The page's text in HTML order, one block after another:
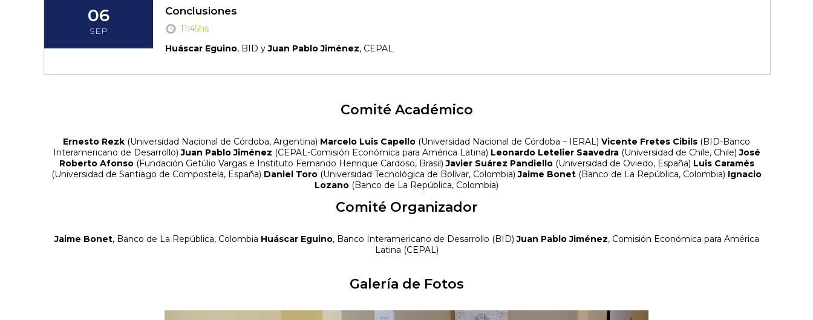
06
SEP
Conclusiones
11:45hs
Huáscar Eguino, BID yJuan Pablo Jiménez, CEPAL
Comité Académico
Ernesto Rezk (Universidad Nacional de Córdoba, Argentina) Marcelo Luis Capello (Universidad Nacional de Córdoba – IERAL) Vicente Fretes Cibils (BID-Banco
Interamericano de Desarrollo)Juan Pablo Jiménez (CEPAL-Comisión Económica para América Latina) Leonardo Letelier Saavedra(Universidad de Chile, Chile)José
Roberto Afonso(Fundación Getúlio Vargas e Instituto Fernando Henrique Cardoso, Brasil)Javier Suárez Pandiello(Universidad de Oviedo, España) Luis Caramés
(Universidad de Santiago de Compostela, España) Daniel Toro (Universidad Tecnológica de Bolívar, Colombia)Jaime Bonet (Banco de La República, Colombia) Ignacio
Lozano (Banco de La República, Colombia)
Comité Organizador
Jaime Bonet, Banco de La República, Colombia Huáscar Eguino, Banco Interamericano de Desarrollo (BID)Juan Pablo Jiménez, Comisión Económica para América
Latina (CEPAL)
Galería de Fotos